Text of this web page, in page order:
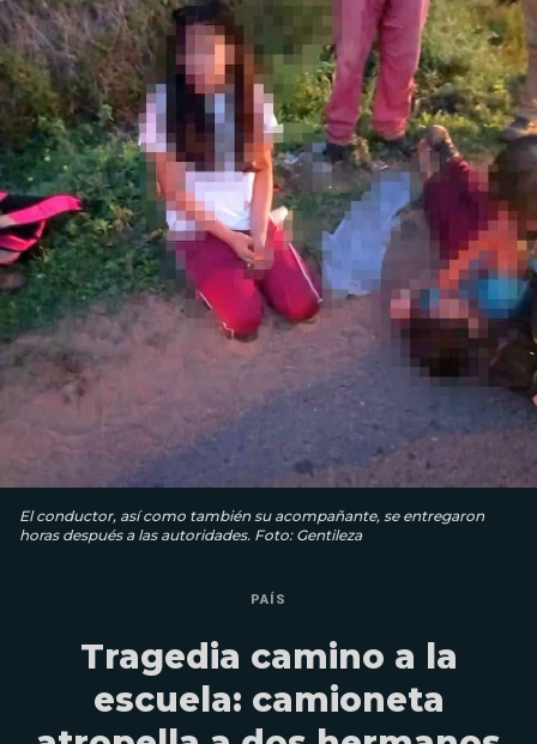
El conductor, así como también su acompañante, se entregaron
horas después a las autoridades. Foto: Gentileza
PAÍS
Tragedia camino a la
escuela: camioneta